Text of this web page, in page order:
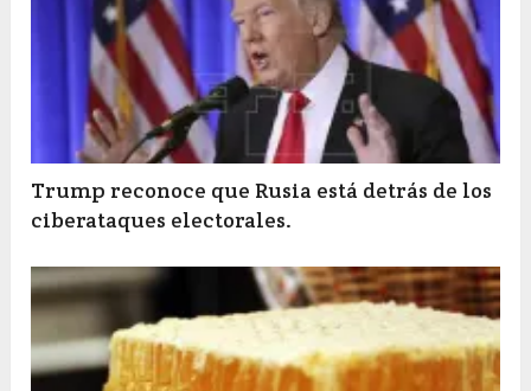
Trump reconoce que Rusia está detrás de los
ciberataques electorales.